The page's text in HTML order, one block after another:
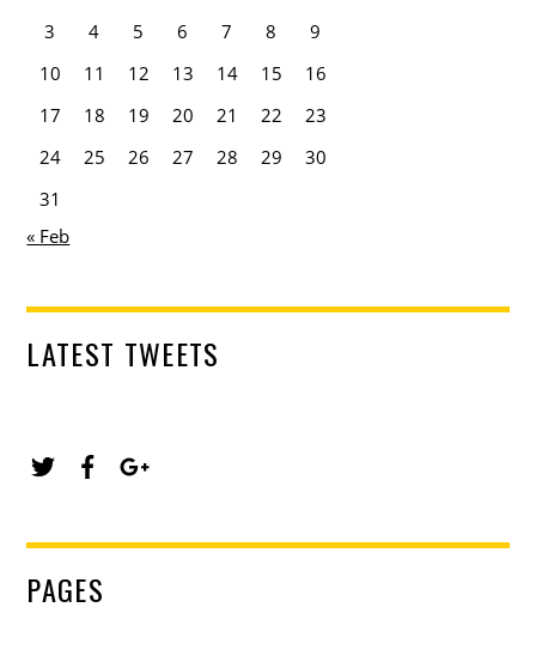
3
4 5 6 7 8
9
10
11 12 13 14 15
16
17
18 19 20 21 22
23
24
25 26 27 28 29
30
31
« Feb
LATEST TWEETS
PAGES